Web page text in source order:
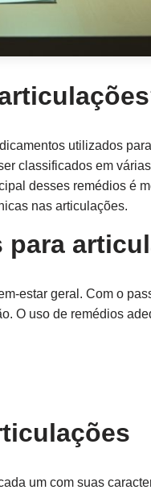
utilizados
classificados em
desses remédios é
nas articulações.
para
estar geral. Com o
O uso de remédios
um com suas